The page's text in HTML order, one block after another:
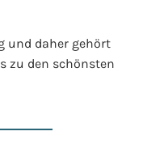
und daher gehört
zu den schönsten